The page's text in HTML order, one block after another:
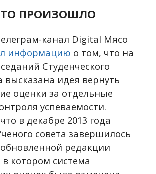
ПРОИЗОШЛО
канал Digital Мясо
информацию о том, что на
Студенческого
высказана идея вернуть
оценки за отдельные
успеваемости.
в декабре 2013 года
совета завершилось
редакции
котором система